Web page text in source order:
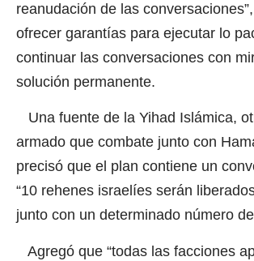
reanudación de las
ofrecer garantías para ejecutar lo
continuar las conversaciones con
solución permanente.
Una fuente de la Yihad Islámica,
armado que combate junto con
precisó que el plan contiene un
“10 rehenes israelíes serán
junto con un determinado número
Agregó que “todas las facciones